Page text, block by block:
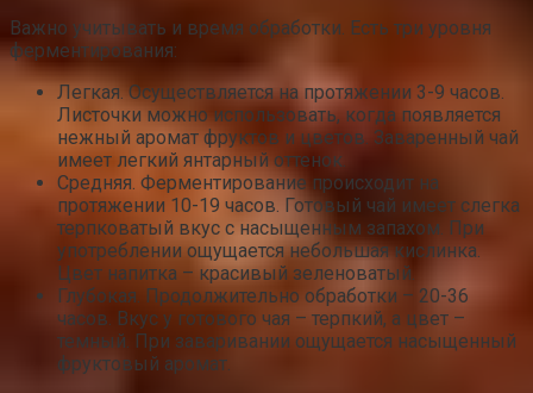
Важно учитывать и время обработки. Есть три уровня
ферментирования:
Легкая. Осуществляется на протяжении 3-9 часов.
Листочки можно использовать, когда появляется
нежный аромат фруктов и цветов. Заваренный чай
имеет легкий янтарный оттенок.
Средняя. Ферментирование происходит на
протяжении 10-19 часов. Готовый чай имеет слегка
терпковатый вкус с насыщенным запахом. При
употреблении ощущается небольшая кислинка.
Цвет напитка – красивый зеленоватый.
Глубокая. Продолжительно обработки – 20-36
часов. Вкус у готового чая – терпкий, а цвет –
темный. При заваривании ощущается насыщенный
фруктовый аромат.